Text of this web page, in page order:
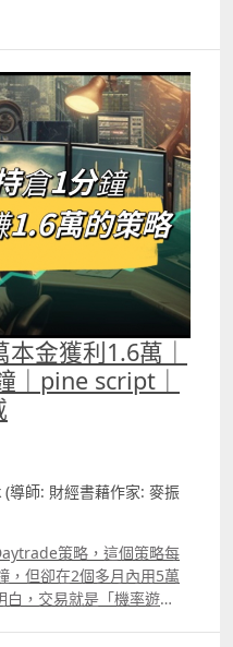
金獲利1.6萬｜
｜pine script｜
師: 財經書藉作家: 麥振
策略，這個策略每
，但卻在2個多月內用5萬
白，交易就是「機率遊